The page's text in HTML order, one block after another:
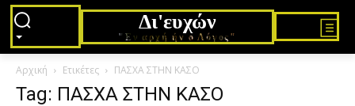
Δι'ευχών
"Εν αρχή ήν ο Λόγος"
Αρχική Ετικέτες ΠΑΣΧΑ ΣΤΗΝ ΚΑΣΟ
Tag: ΠΑΣΧΑ ΣΤΗΝ ΚΑΣΟ